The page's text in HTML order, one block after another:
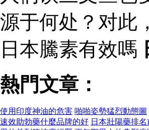
源于何处？对此
日本騰素有效嗎
熱門文章：
使用印度神油的危害 啪啪姿勢猛烈動態圖
速效助勃藥什麼品牌的好 日本壯陽藥排